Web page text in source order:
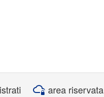
area riservata